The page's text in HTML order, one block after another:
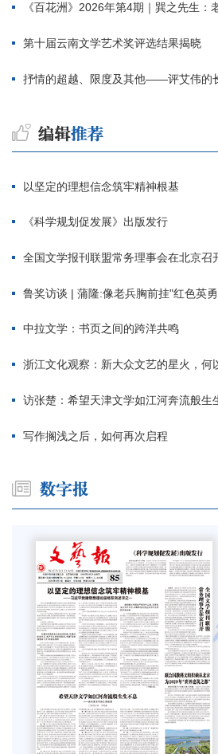
《百花洲》2026年第4期｜巽之先生：
第十届云南文学艺术奖评选结果揭晓
抒情的超越、限度及其他——评艾伟的
以坚定的理想信念筑牢精神根基
《科学规划促发展》出版发行
全国文学报刊联盟常务理事会在北京召
鲁奖访谈 | 蒲隆:像老兵胸前挂"红色英
中拉文学：书页之间的跨洋共鸣
浙江文化观察：新大众文艺的星火，何
访张楚：希望天津文学如江河奔流般生
写作搁浅之后，如何再次启程